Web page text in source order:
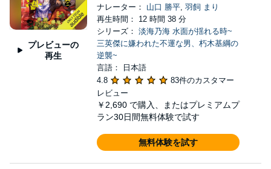
プレビューの
再生
ナレーター： 山口 勝平, 羽飼 まり
再生時間： 12 時間 38 分
シリーズ： 淡海乃海 水面が揺れる時~
三英傑に嫌われた不運な男、朽木基綱の
逆襲~
言語： 日本語
4.8
83件のカスタマー
レビュー
￥2,690 で購入、またはプレミアムプ
ラン30日間無料体験で試す
無料体験を試す